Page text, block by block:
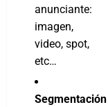
anunciante:
imagen,
video, spot,
etc…
Segmentación